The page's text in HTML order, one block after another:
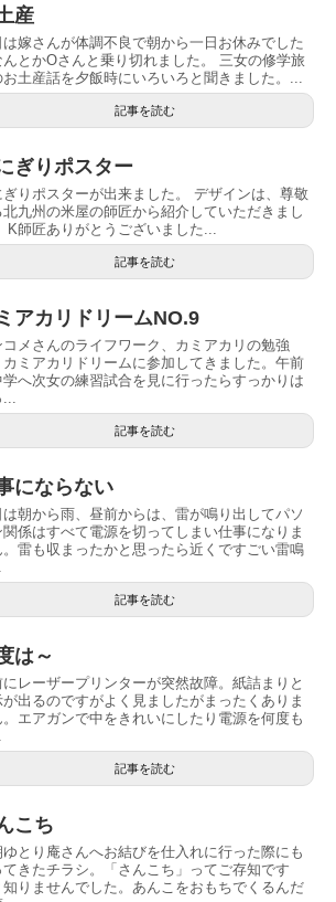
産
は嫁さんが体調不良で朝から一日お休みでした
んとかOさんと乗り切れました。 三女の修学旅
土産話を夕飯時にいろいろと聞きました。...
記事を読む
ぎりポスター
ぎりポスターが出来ました。 デザインは、尊敬
北九州の米屋の師匠から紹介していただきまし
K師匠ありがとうございました...
記事を読む
アカリドリームNO.9
コメさんのライフワーク、カミアカリの勉強
カミアカリドリームに参加してきました。午前
学へ次女の練習試合を見に行ったらすっかりは
記事を読む
にならない
は朝から雨、昼前からは、雷が鳴り出してパソ
関係はすべて電源を切ってしまい仕事になりま
。雷も収まったかと思ったら近くですごい雷鳴
記事を読む
は～
にレーザープリンターが突然故障。紙詰まりと
が出るのですがよく見ましたがまったくありま
。エアガンで中をきれいにしたり電源を何度も
記事を読む
こち
ゆとり庵さんへお結びを仕入れに行った際にも
てきたチラシ。「さんこち」ってご存知です
知りませんでした。あんこをおもちでくるんだ